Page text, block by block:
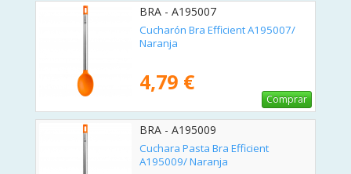
BRA - A195007
Cucharón Bra Efficient A195007/
Naranja
4,79 €
Comprar
BRA - A195009
Cuchara Pasta Bra Efficient
A195009/ Naranja